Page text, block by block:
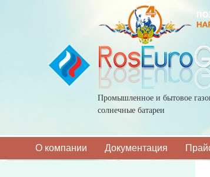
Промышленное и бытовое
солнечные батареи
О компании Документация